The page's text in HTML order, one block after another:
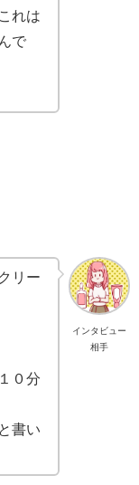
れは
で
インタビュー
相手
リー
０分
書い